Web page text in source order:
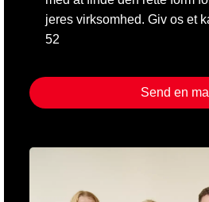
jeres virksomhed. Giv os et
52
Send en